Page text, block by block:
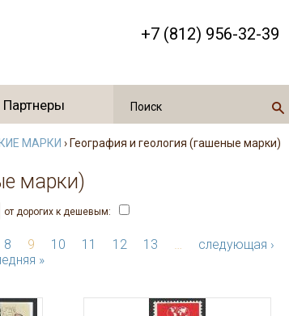
+7 (812) 956-32-39
Партнеры
МАРКИ › География и геология (гашеные марки)
марки)
от дорогих к дешевым:
8 9 10 11 12 13 …
следующая ›
»